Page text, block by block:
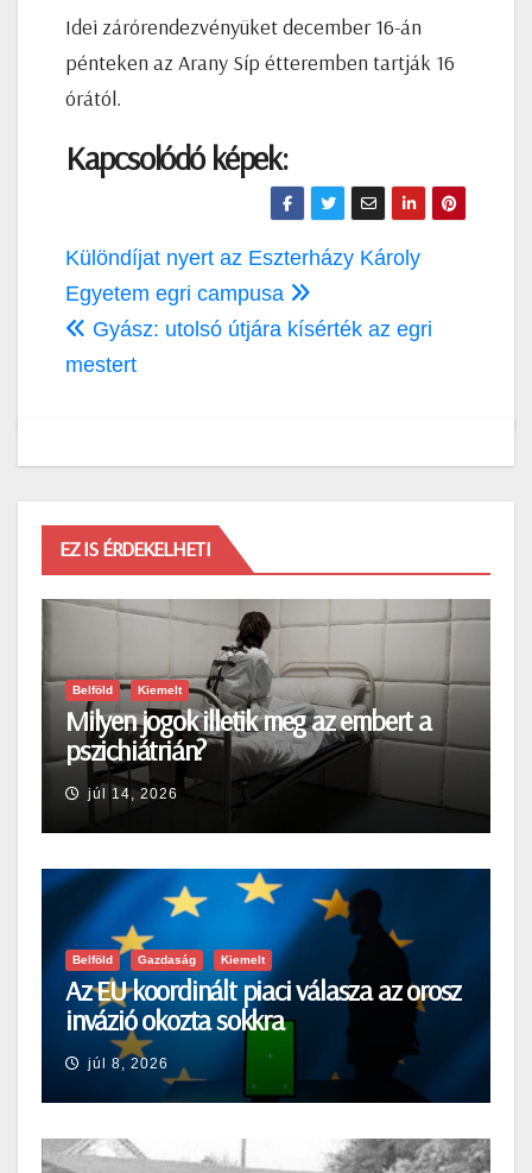
Idei zárórendezvényüket december 16-án
pénteken az Arany Síp étteremben tartják 16
órától.
Kapcsolódó képek:
Bejegyzés
navigáció
Különdíjat nyert az Eszterházy Károly
Egyetem egri campusa
Gyász: utolsó útjára kísérték az egri
mestert
EZ IS ÉRDEKELHETI
Belföld Kiemelt
Milyen jogok illetik meg az embert a
pszichiátrián?
júl 14, 2026
Belföld Gazdaság Kiemelt
Az EU koordinált piaci válasza az orosz
invázió okozta sokkra
júl 8, 2026